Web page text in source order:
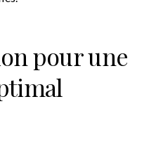
pour une